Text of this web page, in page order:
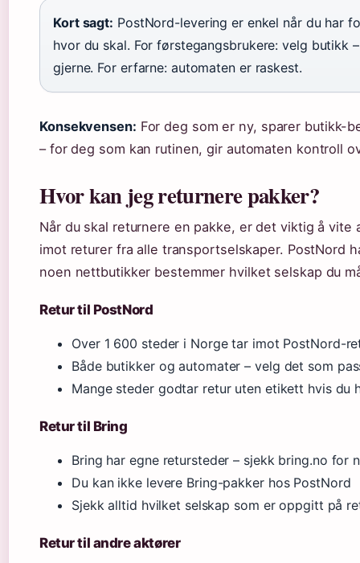
Kort sagt: PostNord-levering er enkel når du har
hvor du skal. For førstegangsbrukere: velg butikk
gjerne. For erfarne: automaten er raskest.
Konsekvensen: For deg som er ny, sparer butikk-
– for deg som kan rutinen, gir automaten kontroll
Hvor kan jeg returnere pakker?
Når du skal returnere en pakke, er det viktig å vite
imot returer fra alle transportselskaper. PostNord
noen nettbutikker bestemmer hvilket selskap du
Retur til PostNord
Over 1 600 steder i Norge tar imot PostNord-
Både butikker og automater – velg det som
Mange steder godtar retur uten etikett hvis du
Retur til Bring
Bring har egne retursteder – sjekk bring.no for
Du kan ikke levere Bring-pakker hos PostNord
Sjekk alltid hvilket selskap som er oppgitt på
Retur til andre aktører